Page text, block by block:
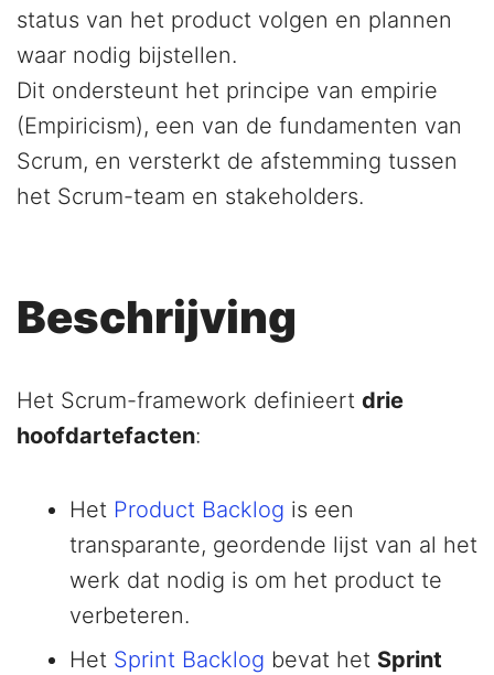
status van het product volgen en plannen
waar nodig bijstellen.
Dit ondersteunt het principe van empirie
(Empiricism), een van de fundamenten van
Scrum, en versterkt de afstemming tussen
het Scrum-team en stakeholders.
Beschrijving
Het Scrum-framework definieert drie
hoofdartefacten:
Het Product Backlog is een
transparante, geordende lijst van al het
werk dat nodig is om het product te
verbeteren.
Het Sprint Backlog bevat het Sprint